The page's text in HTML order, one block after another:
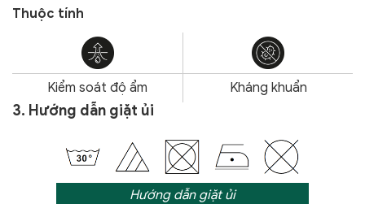
Thuộc tính
Kiểm soát độ ẩm Kháng khuẩn
3. Hướng dẫn giặt ủi
Hướng dẫn giặt ủi